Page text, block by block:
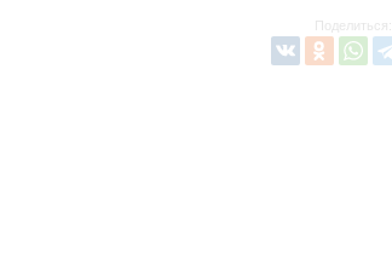
Поделиться: